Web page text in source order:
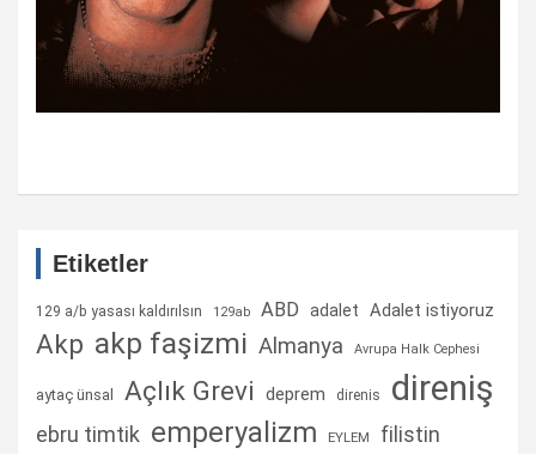
Etiketler
129 a/b yasası kaldırılsın 129ab ABD adalet Adalet istiyoruz
Akp akp faşizmi Almanya Avrupa Halk Cephesi
aytaç ünsal Açlık Grevi deprem direnis direniş
ebru timtik emperyalizm EYLEM filistin